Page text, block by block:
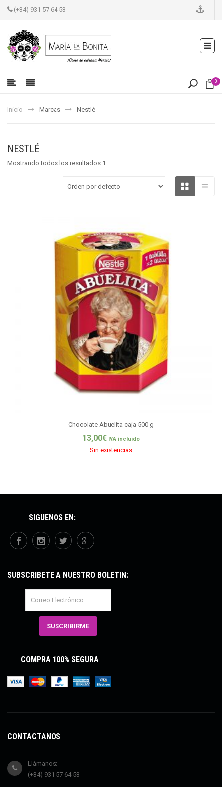
(+34) 931 57 64 53
0
Inicio Marcas Nestlé
NESTLÉ
Mostrando todos los resultados 1
Chocolate Abuelita caja 500 g
13,00€ IVA incluido
Sin existencias
SÍGUENOS EN:
SUBSCRÍBETE A NUESTRO BOLETÍN:
COMPRA 100% SEGURA
CONTÁCTANOS
Llámanos:
(+34) 931 57 64 53